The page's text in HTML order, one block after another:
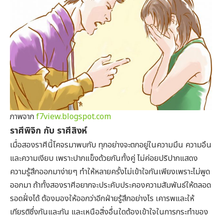
ภาพจาก f7view.blogspot.com
ราศีพิจิก กับ ราศีสิงห์
เมื่อสองราศีนี้โคจรมาพบกับ ทุกอย่างจะตกอยู่ในความมึน ความอึน
และความเงียบ เพราะปากแข็งด้วยกันทั้งคู่ ไม่ค่อยปริปากแสดง
ความรู้สึกออกมาง่ายๆ ทำให้หลายครั้งไม่เข้าใจกันเพียงเพราะไม่พูด
ออกมา ถ้าทั้งสองราศีอยากจะประคับประคองความสัมพันธ์ให้ตลอด
รอดฝั่งได้ ต้องมองให้ออกว่าอีกฝ่ายรู้สึกอย่างไร เคารพและให้
เกียรติซึ่งกันและกัน และเหนือสิ่งอื่นใดต้องเข้าใจในการกระทำของ